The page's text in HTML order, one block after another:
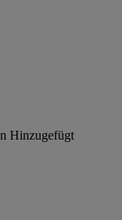
Hinzugefügt